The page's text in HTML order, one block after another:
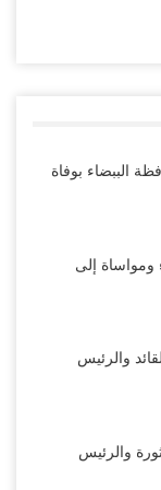
الأبرز..!
الببضاء بوفاة
ومواساة إلى
والرئيس
والرئيس